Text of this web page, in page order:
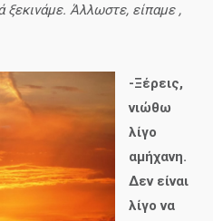
ξεκινάμε. Άλλωστε, είπαμε ,
-Ξέρεις,
νιώθω
λίγο
αμήχανη.
Δεν είναι
λίγο να